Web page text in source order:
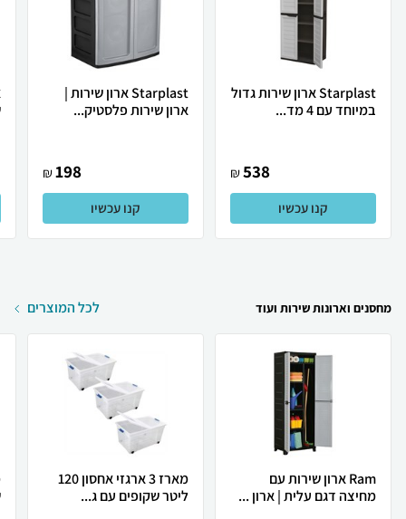
Starplast ארון שירות גדול
במיוחד עם 4 מד...
538
₪
קנו עכשיו
Starplast ארון שירות |
ארון שירות פלסטיק...
198
₪
קנו עכשיו
מחסנים וארונות שירות ועוד לכל המוצרים
Ram ארון שירות עם
מחיצה דגם עלית | ארון ...
מארז 3 ארגזי אחסון 120
ליטר שקופים עם ג...